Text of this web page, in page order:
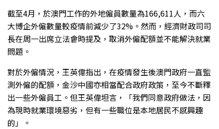
截至4月，於澳門工作的外地僱員數量為166,611人，而六
大博企外僱數量較疫情前減少了32%。然而，經濟財政司司
長在周一出席立法會時提及，取消外僱配額並不能解決就業
問題。
對於外僱情況，王英偉指出，在疫情發生後澳門政府一直監
測外僱的配額，金沙中國亦相當配合政府政策，至今不斷釋
出一些外僱員工。但王英偉坦言，「我們同意政府做法，因
為現時就業環境惡劣，但有一些職位是本地居民不感興趣
的」。